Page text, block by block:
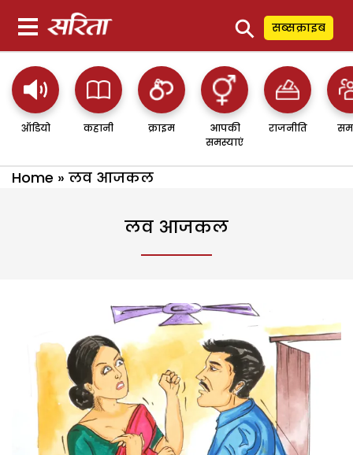
⚲ सब्सक्राइब
ऑडियो कहानी क्राइम
आपकी
समस्याएं
राजनीति
Home » लव आजकल
लव आजकल